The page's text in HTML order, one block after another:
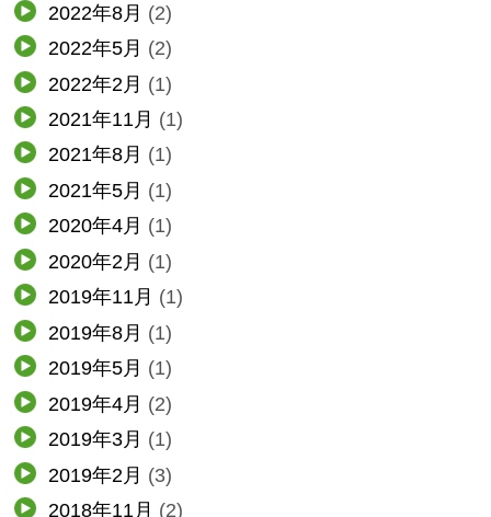
2022年8月 (2)
2022年5月 (2)
2022年2月 (1)
2021年11月 (1)
2021年8月 (1)
2021年5月 (1)
2020年4月 (1)
2020年2月 (1)
2019年11月 (1)
2019年8月 (1)
2019年5月 (1)
2019年4月 (2)
2019年3月 (1)
2019年2月 (3)
2018年11月 (2)